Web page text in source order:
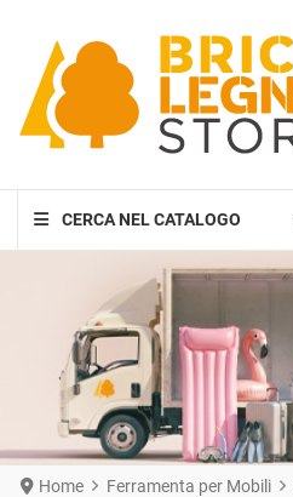
CERCA NEL CATALOGO
Home Ferramenta per Mobili